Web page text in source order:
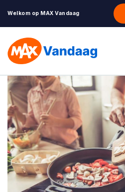
Welkom op MAX Vandaag